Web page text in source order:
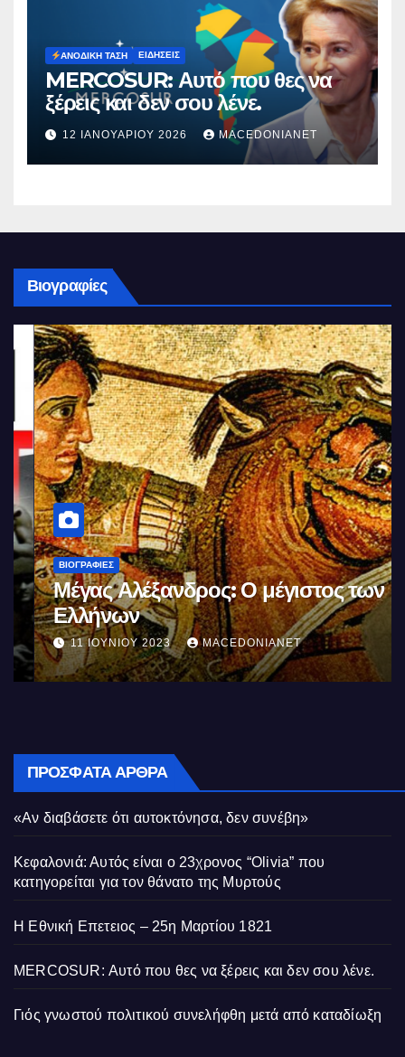
ΑΝΟΔΙΚΉ ΤΆΣΗ ΕΙΔΉΣΕΙΣ
MERCOSUR: Αυτό που θες να
ξέρεις και δεν σου λένε.
12 ΙΑΝΟΥΑΡΊΟΥ 2026 MACEDONIANET
Βιογραφίες
ΒΙΟΓΡΑΦΊΕΣ
Μέγας Αλέξανδρος: Ο μέγιστος των
Ελλήνων
11 ΙΟΥΝΊΟΥ 2023 MACEDONIANET
ΠΡΌΣΦΑΤΑ ΆΡΘΡΑ
«Αν διαβάσετε ότι αυτοκτόνησα, δεν συνέβη»
Κεφαλονιά: Αυτός είναι ο 23χρονος “Olivia” που
κατηγορείται για τον θάνατο της Μυρτούς
Η Εθνική Επετειος – 25η Μαρτίου 1821
MERCOSUR: Αυτό που θες να ξέρεις και δεν σου λένε.
Γιός γνωστού πολιτικού συνελήφθη μετά από καταδίωξη